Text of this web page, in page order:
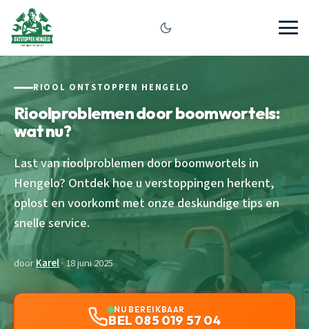
RIOOL ONTSTOPPEN HENGELO
Rioolproblemen door boomwortels:
wat nu?
Last van rioolproblemen door boomwortels in
Hengelo? Ontdek hoe u verstoppingen herkent,
oplost en voorkomt met onze deskundige tips en
snelle service.
doorKarel· 18 juni 2025
NU BEREIKBAAR
BEL 085 019 57 04